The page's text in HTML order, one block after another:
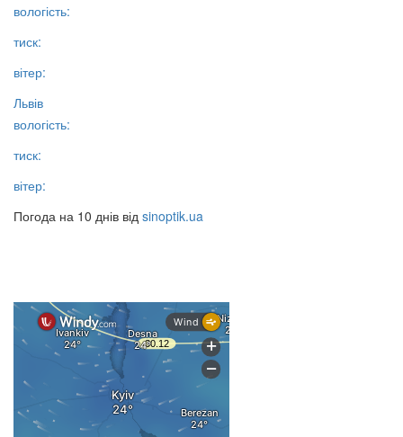
вологість:
тиск:
вітер:
Львів
вологість:
тиск:
вітер:
Погода на 10 днів від sinoptik.ua